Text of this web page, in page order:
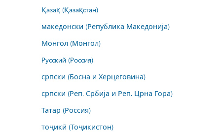
Қазақ (Қазақстан)
македонски (Република Македонија)
Монгол (Монгол)
Русский (Россия)
српски (Босна и Херцеговина)
српски (Реп. Србија и Реп. Црна Гора)
Татар (Россия)
тоҷикӣ (Тоҷикистон)